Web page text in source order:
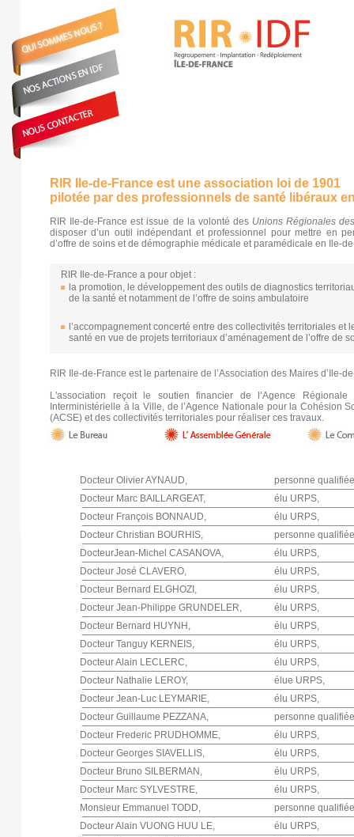
RIR Ile-de-France est une association loi de 1901
pilotée par des professionnels de santé libéraux
RIR Ile-de-France est issue de la volonté des Unions Régionales
disposer d’un outil indépendant et professionnel pour mettre en
d’offre de soins et de démographie médicale et paramédicale en Ile-
RIR Ile-de-France a pour objet :
la promotion, le développement des outils de diagnostics
de la santé et notamment de l’offre de soins ambulatoire
l’accompagnement concerté entre des collectivités territoriales et
santé en vue de projets territoriaux d’aménagement de l’offre de
RIR Ile-de-France est le partenaire de l’Association des Maires d’Ile-
L'association reçoit le soutien financier de l’Agence
Interministérielle à la Ville, de l’Agence Nationale pour la Cohésion
(ACSE) et des collectivités territoriales pour réaliser ces travaux.
Docteur Olivier AYNAUD,
personne
Docteur Marc BAILLARGEAT,
élu URPS,
Docteur François BONNAUD,
élu URPS,
Docteur Christian BOURHIS,
personne
DocteurJean-Michel CASANOVA,
élu URPS,
Docteur José CLAVERO,
élu URPS,
Docteur Bernard ELGHOZI,
élu URPS,
Docteur Jean-Philippe GRUNDELER,
élu URPS,
Docteur Bernard HUYNH,
élu URPS,
Docteur Tanguy KERNEIS,
élu URPS,
Docteur Alain LECLERC,
élu URPS,
Docteur Nathalie LEROY,
élue URPS,
Docteur Jean-Luc LEYMARIE,
élu URPS,
Docteur Guillaume PEZZANA,
personne
Docteur Frederic PRUDHOMME,
élu URPS,
Docteur Georges SIAVELLIS,
élu URPS,
Docteur Bruno SILBERMAN,
élu URPS,
Docteur Marc SYLVESTRE,
élu URPS,
Monsieur Emmanuel TODD,
personne
Docteur Alain VUONG HUU LE,
élu URPS,